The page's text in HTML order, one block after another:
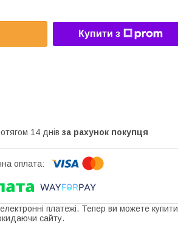
Купити з
14 днів за рахунок покупця
платежі. Тепер ви можете купити
сайту.